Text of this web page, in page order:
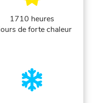
1710 heures
de forte chaleur